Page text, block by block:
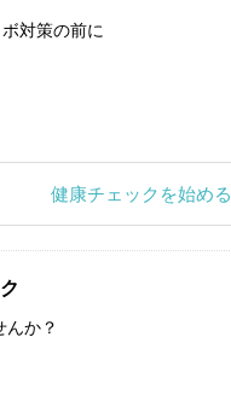
対策の前に
健康チェックを始める
か？